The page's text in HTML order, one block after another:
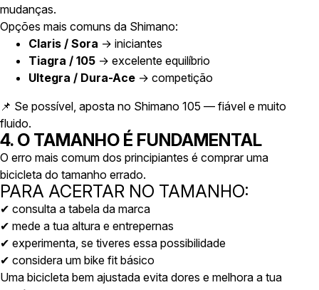
mudanças.
Opções mais comuns da Shimano:
Claris / Sora → iniciantes
Tiagra / 105 → excelente equilíbrio
Ultegra / Dura-Ace → competição
📌 Se possível, aposta no Shimano 105 — fiável e muito
fluido.
4. O TAMANHO É FUNDAMENTAL
O erro mais comum dos principiantes é comprar uma
bicicleta do tamanho errado.
PARA ACERTAR NO TAMANHO:
✔ consulta a tabela da marca
✔ mede a tua altura e entrepernas
✔ experimenta, se tiveres essa possibilidade
✔ considera um bike fit básico
Uma bicicleta bem ajustada evita dores e melhora a tua